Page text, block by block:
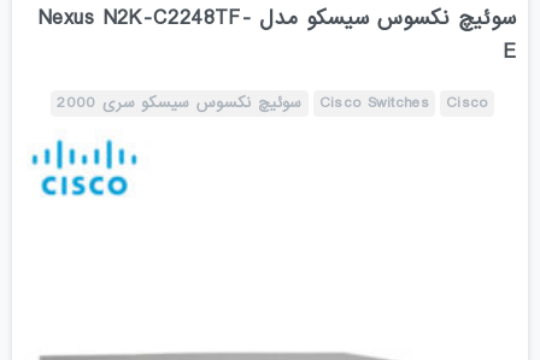
سوئیچ نکسوس سیسکو مدل Nexus N2K-C2248TF-
E
Cisco
Cisco Switches سوئیچ نکسوس سیسکو سری 2000